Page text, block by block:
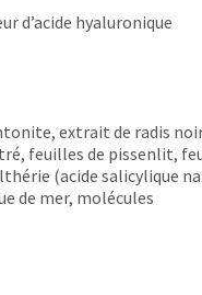
d’acide hyaluronique
extrait de radis
feuilles de pissenlit,
(acide salicylique
de mer, molécules